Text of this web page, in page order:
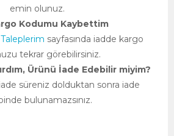
emin olunuz.
Kodumu Kaybettim
sayfasında iadde kargo
tekrar görebilirsiniz.
Ürünü İade Edebilir miyim?
süreniz dolduktan sonra iade
bulunamazsınız.